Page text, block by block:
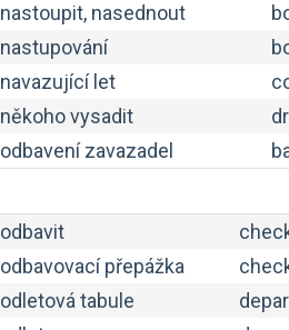
nastoupit, nasednout
nastupování
navazující let
někoho vysadit
odbavení zavazadel
odbavit
odbavovací přepážka
odletová tabule